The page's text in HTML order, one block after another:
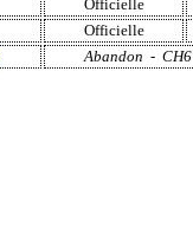
Officielle
Officielle
Abandon -